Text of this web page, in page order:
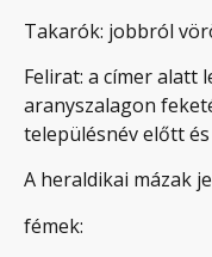
Takarók: jobbról
Felirat: a címer alatt
aranyszalagon
településnév előtt
A heraldikai mázak
fémek: